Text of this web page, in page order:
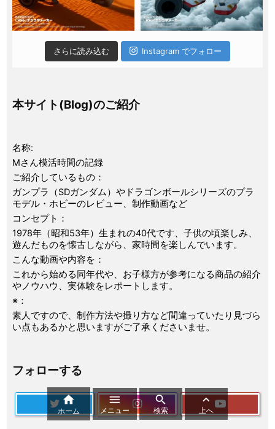
さらに読み込む Instagram でフォロー
本サイト(Blog)のご紹介
名称:
Mさん模活時間の記録
ご紹介しているもの：
ガンプラ（SDガンダム）やドラゴンボールシリーズのプラ
モデル・ホビーのレビュー、制作動画など
コンセプト：
1978年（昭和53年）生まれの40代です、子供の頃楽しみ、
遊んだものを懐古しながら、家時間を楽しんでいます。
こんな動画や内容を：
これから始める同年代や、お子様方が参考になる商品の紹介
やノウハウ、実体験をレポートします。
※：
素人ですので、制作方法や撮り方など間違っていたり見づら
い点もあるかと思いますがご了承くださいませ。
フォローする

ホーム

メニュー

検索

上へ